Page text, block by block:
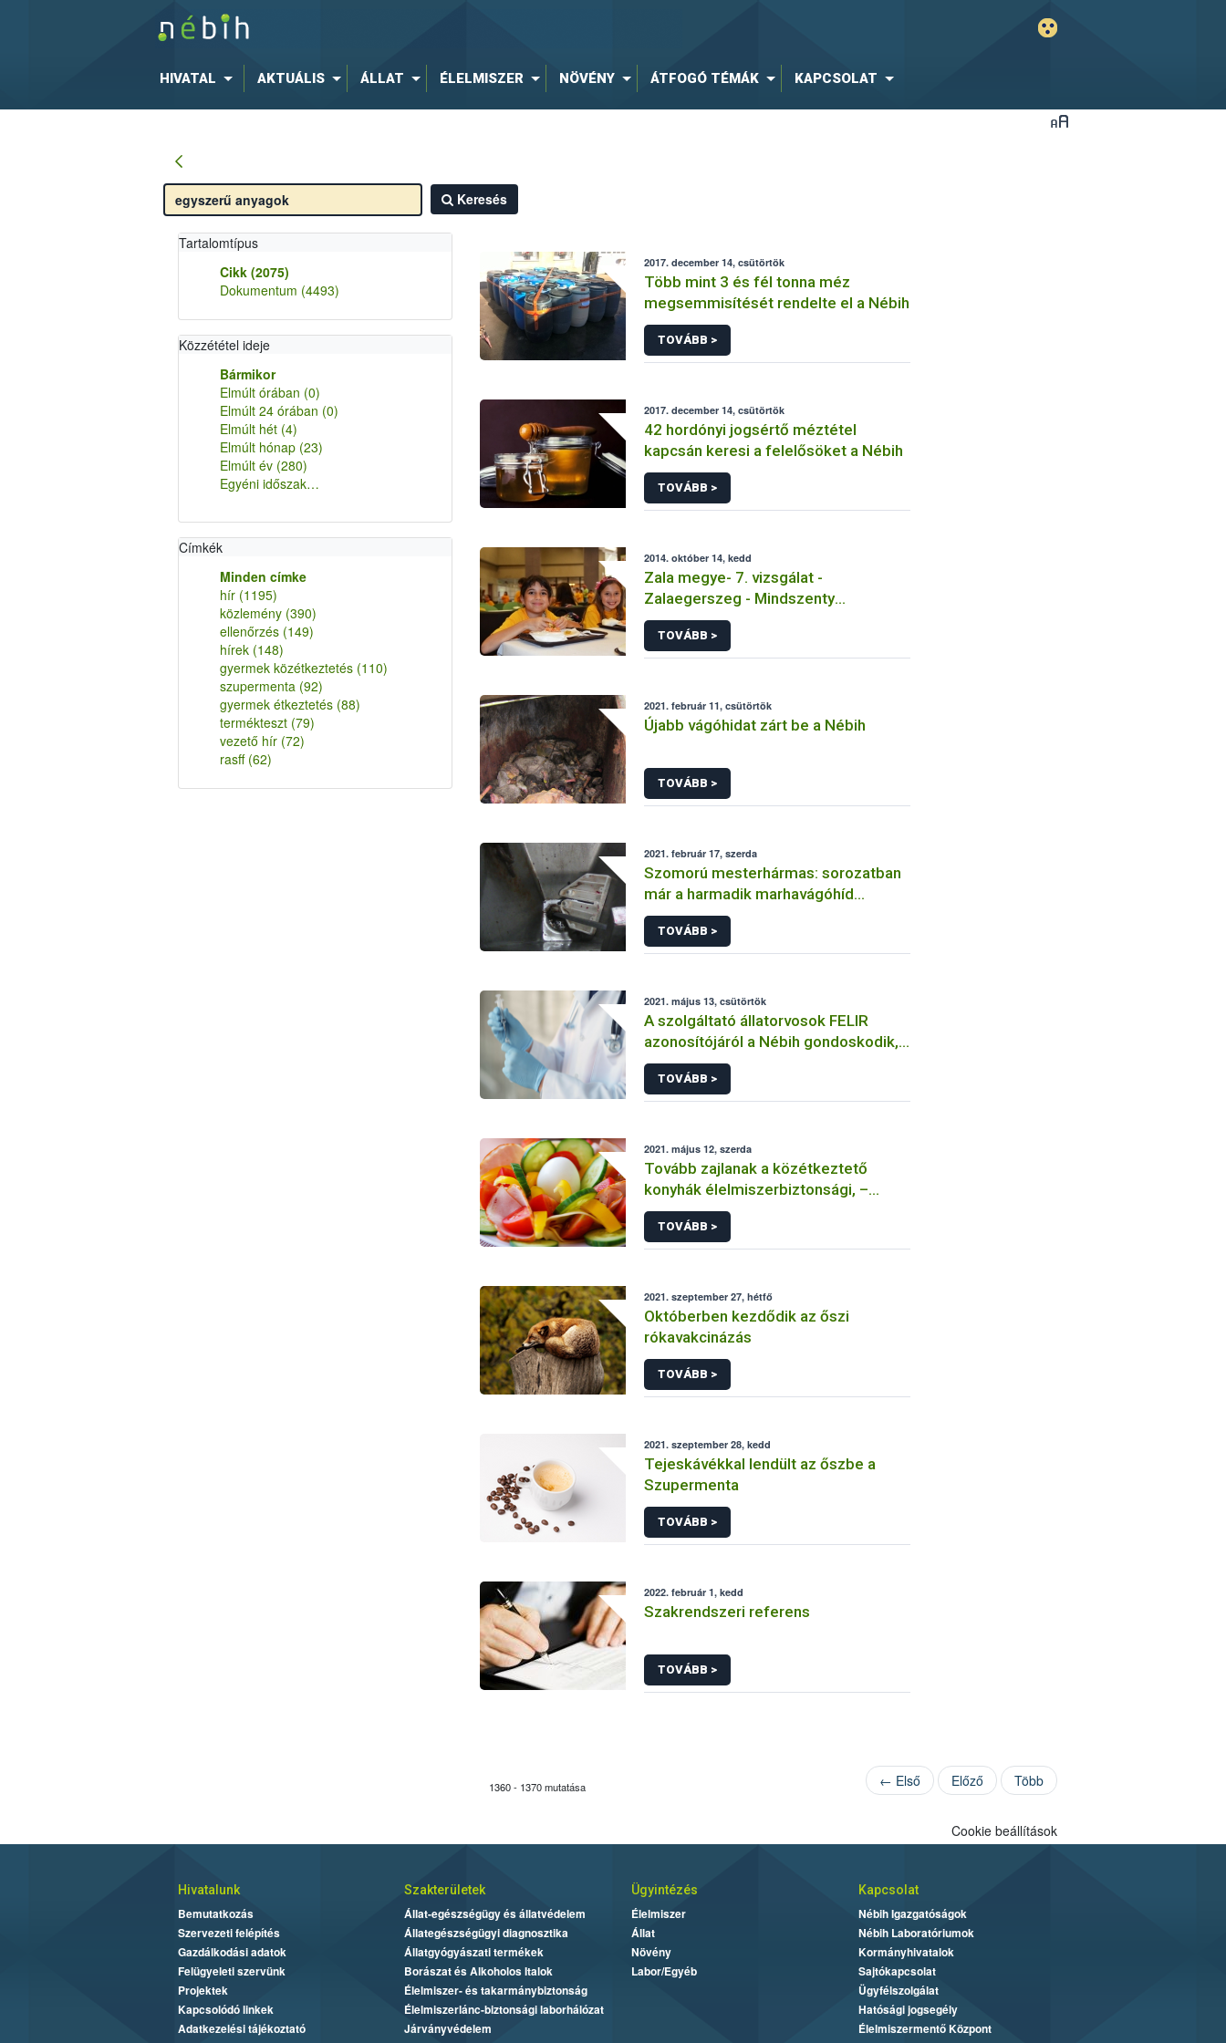
HIVATAL AKTUÁLIS ÁLLAT ÉLELMISZER NÖVÉNY ÁTFOGÓ TÉMÁK KAPCSOLAT
Keresés
Tartalomtípus
Cikk (2075)
Dokumentum (4493)
Közzététel ideje
Bármikor
Elmúlt órában (0)
Elmúlt 24 órában (0)
Elmúlt hét (4)
Elmúlt hónap (23)
Elmúlt év (280)
Egyéni időszak…
Címkék
Minden címke
hír (1195)
közlemény (390)
ellenőrzés (149)
hírek (148)
gyermek közétkeztetés (110)
szupermenta (92)
gyermek étkeztetés (88)
termékteszt (79)
vezető hír (72)
rasff (62)
2017. december 14, csütörtök
Több mint 3 és fél tonna méz
megsemmisítését rendelte el a Nébih
TOVÁBB >
2017. december 14, csütörtök
42 hordónyi jogsértő méztétel
kapcsán keresi a felelősöket a Nébih
TOVÁBB >
2014. október 14, kedd
Zala megye- 7. vizsgálat -
Zalaegerszeg - Mindszenty
Főzőkonyha (A menü)
TOVÁBB >
2021. február 11, csütörtök
Újabb vágóhidat zárt be a Nébih
TOVÁBB >
2021. február 17, szerda
Szomorú mesterhármas: sorozatban
már a harmadik marhavágóhíd
„vérzett el” a Nébih ellenőrzésen
TOVÁBB >
2021. május 13, csütörtök
A szolgáltató állatorvosok FELIR
azonosítójáról a Nébih gondoskodik,
de e-ügyintézési lehetőség is
rendelkezésre áll
TOVÁBB >
2021. május 12, szerda
Tovább zajlanak a közétkeztető
konyhák élelmiszerbiztonsági, –
higiéniai és –minőségi minősítései
TOVÁBB >
2021. szeptember 27, hétfő
Októberben kezdődik az őszi
rókavakcinázás
TOVÁBB >
2021. szeptember 28, kedd
Tejeskávékkal lendült az őszbe a
Szupermenta
TOVÁBB >
2022. február 1, kedd
Szakrendszeri referens
TOVÁBB >
1360 - 1370 mutatása ← Első Előző Több
Cookie beállítások
Hivatalunk
Bemutatkozás
Szervezeti felépítés
Gazdálkodási adatok
Felügyeleti szervünk
Projektek
Kapcsolódó linkek
Adatkezelési tájékoztató
Szakterületek
Állat-egészségügy és állatvédelem
Állategészségügyi diagnosztika
Állatgyógyászati termékek
Borászat és Alkoholos Italok
Élelmiszer- és takarmánybiztonság
Élelmiszerlánc-biztonsági laborhálózat
Járványvédelem
Ügyintézés
Élelmiszer
Állat
Növény
Labor/Egyéb
Kapcsolat
Nébih Igazgatóságok
Nébih Laboratóriumok
Kormányhivatalok
Sajtókapcsolat
Ügyfélszolgálat
Hatósági jogsegély
Élelmiszermentő Központ